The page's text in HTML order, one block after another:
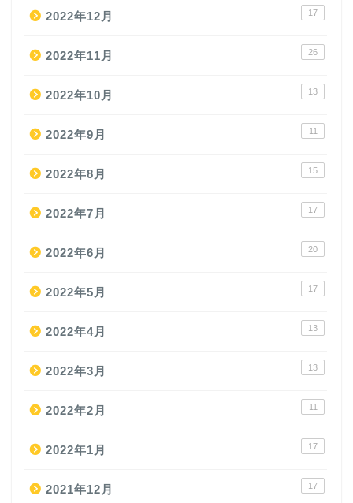
2022年12月 17
2022年11月 26
2022年10月 13
2022年9月 11
2022年8月 15
2022年7月 17
2022年6月 20
2022年5月 17
2022年4月 13
2022年3月 13
2022年2月 11
2022年1月 17
2021年12月 17